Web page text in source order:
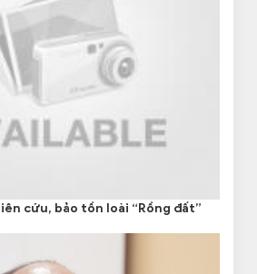
cứu, bảo tồn loài “Rồng đất”